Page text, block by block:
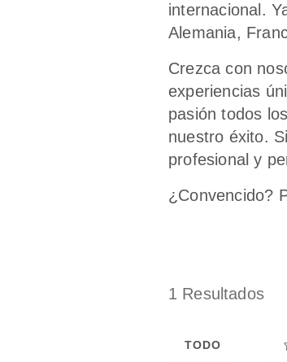
internacional.
Alemania,
Crezca con
experiencias
pasión todos
nuestro éxito.
profesional y
¿Convencido?
1 Resultados
TODO